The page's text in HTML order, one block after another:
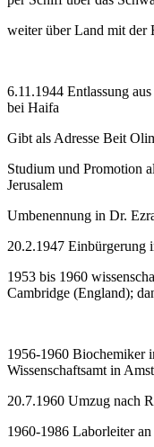
weiter über Land mit der
6.11.1944 Entlassung
bei Haifa
Gibt als Adresse Beit
Studium und Promotion
Jerusalem
Umbenennung in Dr.
20.2.1947 Einbürgerung
1953 bis 1960
Cambridge (England);
1956-1960 Biochemiker
Wissenschaftsamt in
20.7.1960 Umzug nach
1960-1986 Laborleiter